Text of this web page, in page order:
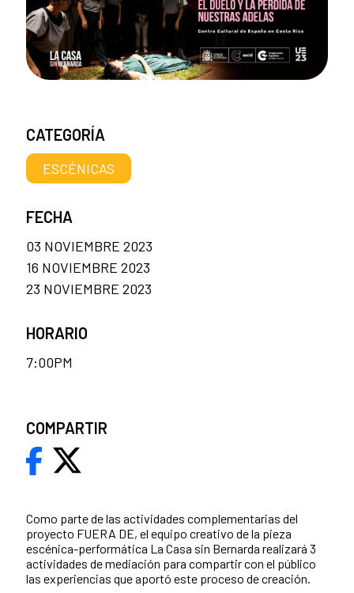
Como parte de las actividades complementarias del
proyecto FUERA DE, el equipo creativo de la pieza
escénica-performática La Casa sin Bernarda realizará 3
actividades de mediación para compartir con el público
las experiencias que aportó este proceso de creación.
CATEGORÍA
ESCÉNICAS
FECHA
03 NOVIEMBRE 2023
16 NOVIEMBRE 2023
23 NOVIEMBRE 2023
HORARIO
7:00PM
COMPARTIR